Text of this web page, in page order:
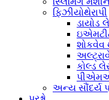
ફિઝીયોથેરાપી
ડાયોડ
શોકવેવ
કોલ્ડ
અન્ય સૌંદર્ય